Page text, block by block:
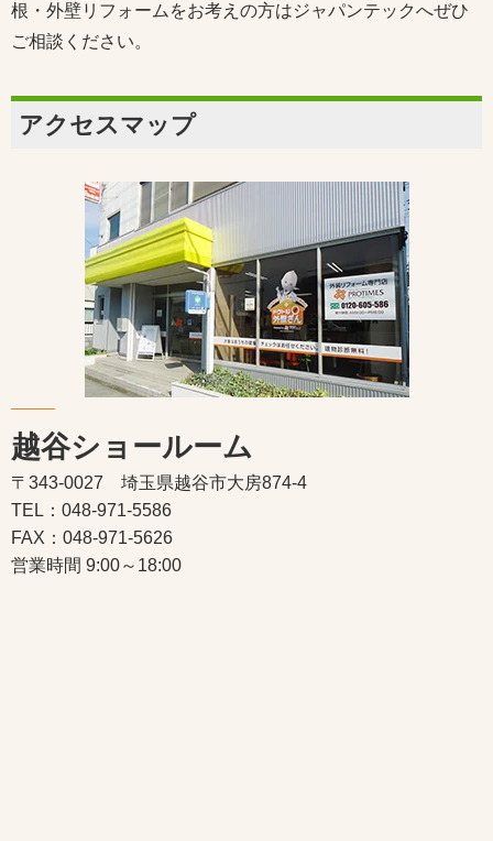
根・外壁リフォームをお考えの方はジャパンテックへぜひ
ご相談ください。
アクセスマップ
越谷ショールーム
〒343-0027 埼玉県越谷市大房874-4
TEL：048-971-5586
FAX：048-971-5626
営業時間 9:00～18:00